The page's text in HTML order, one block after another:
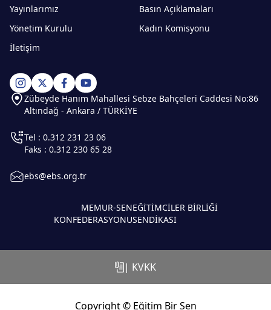
Yayınlarımız
Basın Açıklamaları
Yönetim Kurulu
Kadın Komisyonu
İletişim
MEMUR-SEN
KONFEDERASYONU
EĞİTİMCİLER BİRLİĞİ
SENDİKASI
Zübeyde Hanım Mahallesi Sebze Bahçeleri Caddesi No:86
Altındağ - Ankara / TÜRKİYE
Tel : 0.312 231 23 06
Faks : 0.312 230 65 28
ebs@ebs.org.tr
Copyright © Eğitim Bir Sen
| KVKK